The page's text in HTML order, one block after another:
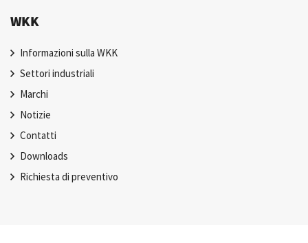
WKK
Informazioni sulla WKK
Settori industriali
Marchi
Notizie
Contatti
Downloads
Richiesta di preventivo